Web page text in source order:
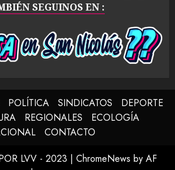
SEGUINOS EN :
POLÍTICA SINDICATOS
DEPORTE
REGIONALES
ECOLOGÍA
CONTACTO
LVV - 2023 | ChromeNews by AF